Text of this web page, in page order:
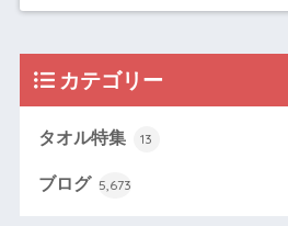
カテゴリー
タオル特集 13
ブログ 5,673